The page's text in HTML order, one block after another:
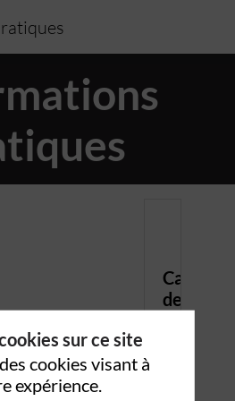
Campus
de
sur ce site
cookies visant à
expérience.